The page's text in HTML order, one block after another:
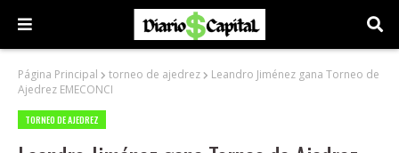
Página Principal torneo de ajedrez
Leandro Jiménez gana Torneo de
Ajedrez EMECONCI
TORNEO DE AJEDREZ